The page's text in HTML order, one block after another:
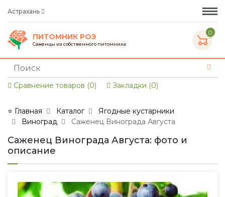
Астрахань
ПИТОМНИК РОЗ
Саженцы из собственного питомника
0
Сравнение товаров (0) Закладки (0)
⭐ Главная Каталог
Ягодные кустарники
Виноград
Саженец Винограда Августа
Саженец Винограда Августа: фото и
описание